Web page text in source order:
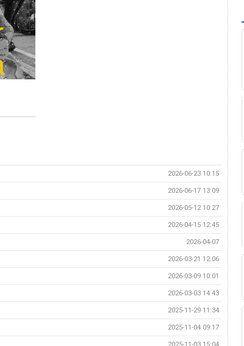
2026-06-23 10:15
2026-06-17 13:09
2026-05-12 10:27
2026-04-15 12:45
2026-04-07
2026-03-21 12:06
2026-03-09 10:01
2026-03-03 14:43
2025-11-29 11:34
2025-11-04 09:17